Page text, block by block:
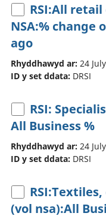
RSI:All
NSA:% change
ago
Rhyddhawyd ar: 24
ID y set ddata: DRSI
RSI:
All Business %
Rhyddhawyd ar: 24
ID y set ddata: DRSI
(vol nsa):All